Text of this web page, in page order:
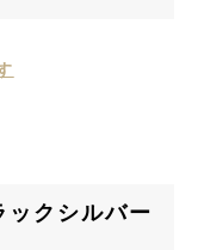
クシルバー